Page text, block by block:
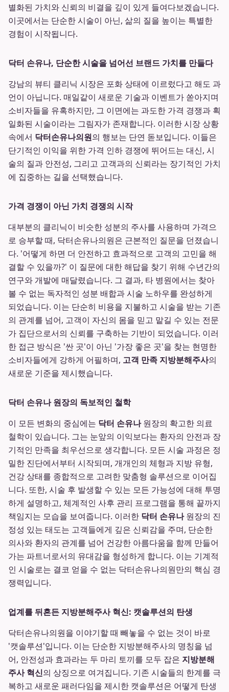
별화된 가치와 신뢰의 비결을 깊이 있게 들여다보겠습니다.
이곳에서는 단순한 시술이 아닌, 삶의 질을 높이는 특별한
경험이 시작됩니다.
닥터 손유나, 단순한 시술을 넘어선 브랜드 가치를 만들다
강남의 뷰티 클리닉 시장은 포화 상태에 이르렀다고 해도 과
언이 아닙니다. 매일같이 새로운 기술과 이벤트가 쏟아지며
소비자들을 유혹하지만, 그 이면에는 과도한 가격 경쟁과 획
일화된 시술이라는 그림자가 존재합니다. 이러한 시장 상황
속에서 닥터손유나의원의 행보는 단연 돋보입니다. 이들은
단기적인 이익을 위한 가격 인하 경쟁에 뛰어드는 대신, 시
술의 질과 안전성, 그리고 고객과의 신뢰라는 장기적인 가치
에 집중하는 길을 선택했습니다.
가격 경쟁이 아닌 가치 경쟁의 시작
대부분의 클리닉이 비슷한 성분의 주사를 사용하며 가격으
로 승부할 때, 닥터손유나의원은 근본적인 질문을 던졌습니
다. '어떻게 하면 더 안전하고 효과적으로 고객의 고민을 해
결할 수 있을까?' 이 질문에 대한 해답을 찾기 위해 수년간의
연구와 개발에 매달렸습니다. 그 결과, 타 병원에서는 찾아
볼 수 없는 독자적인 성분 배합과 시술 노하우를 완성하게
되었습니다. 이는 단순히 비용을 지불하고 시술을 받는 기존
의 관계를 넘어, 고객이 자신의 몸을 믿고 맡길 수 있는 전문
가 집단으로서의 신뢰를 구축하는 기반이 되었습니다. 이러
한 접근 방식은 '싼 곳'이 아닌 '가장 좋은 곳'을 찾는 현명한
소비자들에게 강하게 어필하며, 고객 만족 지방분해주사의
새로운 기준을 제시했습니다.
닥터 손유나 원장의 독보적인 철학
이 모든 변화의 중심에는 닥터 손유나원장의 확고한 의료
철학이 있습니다. 그는 눈앞의 이익보다는 환자의 안전과 장
기적인 만족을 최우선으로 생각합니다. 모든 시술 과정은 정
밀한 진단에서부터 시작되며, 개개인의 체형과 지방 유형,
건강 상태를 종합적으로 고려한 맞춤형 솔루션으로 이어집
니다. 또한, 시술 후 발생할 수 있는 모든 가능성에 대해 투명
하게 설명하고, 체계적인 사후 관리 프로그램을 통해 끝까지
책임지는 모습을 보여줍니다. 이러한 닥터 손유나원장의 진
정성 있는 태도는 고객들에게 깊은 신뢰감을 주며, 단순한
의사와 환자의 관계를 넘어 건강한 아름다움을 함께 만들어
가는 파트너로서의 유대감을 형성하게 합니다. 이는 기계적
인 시술로는 결코 얻을 수 없는 닥터손유나의원만의 핵심 경
쟁력입니다.
업계를 뒤흔든 지방분해주사 혁신: 캣솔루션의 탄생
닥터손유나의원을 이야기할 때 빼놓을 수 없는 것이 바로
'캣솔루션'입니다. 이는 단순한 지방분해주사의 명칭을 넘
어, 안전성과 효과라는 두 마리 토끼를 모두 잡은 지방분해
주사 혁신의 상징으로 여겨집니다. 기존 시술들의 한계를 극
복하고 새로운 패러다임을 제시한 캣솔루션은 어떻게 탄생